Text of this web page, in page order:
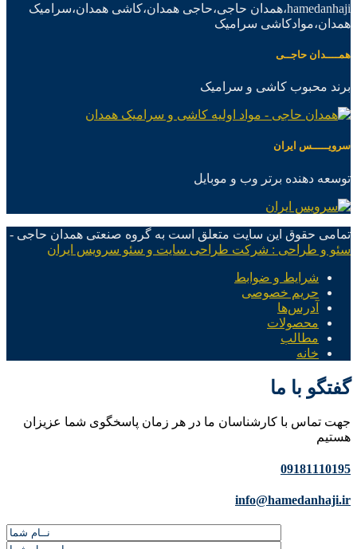
hamedanhaji،همدان حاجی،حاجی همدان،کاشی همدان،سرامیک
همدان،موادکاشی سرامیک
همــــدان حاجــی
برند محبوب کاشی و سرامیک
سرویـــــس ایران
توسعه دهنده برتر وب و موبایل
تمامی حقوق این سایت متعلق است به گروه صنعتی همدان حاجی -
سئو و طراحی : شرکت طراحی سایت و سئو سرویس ایران
شرایط و ضوابط
حریم خصوصی
آدرس‌ها
محصولات
مطالب
خانه
گفتگو با ما
جهت تماس با کارشناسان ما در هر زمان پاسخگوی شما عزیزان
هستیم
09181110195
info@hamedanhaji.ir